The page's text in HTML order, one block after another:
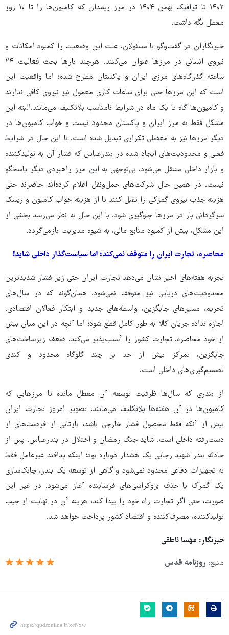
۱۴۰۲ تا ترافیک بهمن ۱۴۰۴ در مرز ریمدان که کامیون‌ها را تا ۱۰ روز
معطل نگه داشت.
خبرنگاران در گفت‌وگو با مسئولان، علت این وضعیت را کمبود امکانات و
نیروی انسانی در مرزها عنوان می‌کنند. هرچند بارها بحث فعالیت ۲۴
ساعته گذرگاه‌های مرزی ایران و پاکستان مطرح شده؛ اما واقعیت این
است که این مرزها حتی برای ساعات کاری معمول نیز نیروی کافی ندارند
و کامیون‌ها گاه تا یک ماه در شرایط نامناسب بلاتکلیف می‌مانند.البته این
مشکل فقط به مرز ایران و پاکستان محدود نیست و خواب کامیون‌ها در
دیگر مرزها نیز به معضلی تکراری تبدیل شده است. با این حال در شرایط
فعلی و محدودیت‌های ایجاد شده در بندرعباس که فشار آن به تولیدکننده
و بازار داخلی منتقل می‌شود، بی‌توجهی به این مرز راهبردی دیگر پاسخگو
نیست. در همین حال شرکت‌های حمل‌ونقل اعلام کرده‌اند حاضرند حتی
هزینه جذب نیروی گمرکی را تقبل کنند تا از هزینه خواب کامیون و ریسک
سرگردانی بار در مرزها جلوگیری شود. با این حال به نظر می‌رسد بخشی از
این مشکل، بیش از کمبود منابع مالی، به شیوه مدیریت بازمی‌گردد.
محاصره، تجارت ایران را متوقف نمی‌کند؛ اما سیاست‌گذار داخلی شاید!
تجربه هفته‌های اخیر نشان می‌دهد تجارت ایران حتی زیر فشار شدیدترین
محدودیت‌های دریایی نیز متوقف نمی‌شود. همان‌گونه که در سال‌های
تحریم، مسیرهای جایگزین، واسطه‌های جدید و ابتکار فعالان اقتصادی،
اجازه نداده جریان کالا به‌ طور کامل قطع شود؛ اما آنچه در این میان بیش
از خود محاصره، تجارت کشور را آسیب‌پذیر می‌کند، ضعف زیرساخت‌های
جایگزین، تمرکز بیش از حد بر چند گلوگاه محدود و کندی
تصمیم‌گیری‌های داخلی است.
از بندری که سال‌ها ظرفیت توسعه آن معطل مانده تا مرزهایی که
کامیون‌ها در آن هفته‌ها بلاتکلیف می‌مانند، تصویر امروز تجارت ایران
بیش از آنکه فقط محصول فشار خارجی باشد، بازتابی از فرصت‌های از
دست‌رفته داخلی است. شاید جنگ رمضان و اختلال در بندرعباس، پس از
حادثه بندر شهید رجایی یک هشدار دوباره بود؛ اینکه پدافند غیرعامل فقط
به تجهیزات دفاعی محدود نمی‌شود و گاهی از توسعه یک بندر، چابک‌سازی
یک گمرک یا حذف بروکراسی‌های فرساینده آغاز می‌شود. در غیر این
صورت، حتی اگر تجارت راه خود را پیدا کند، هزینه آن در نهایت از جیب
تولیدکننده، مصرف‌کننده و اقتصاد کشور پرداخت خواهد شد.
خبرنگار: مهسا ناطقی
منبع: روزنامه قدس